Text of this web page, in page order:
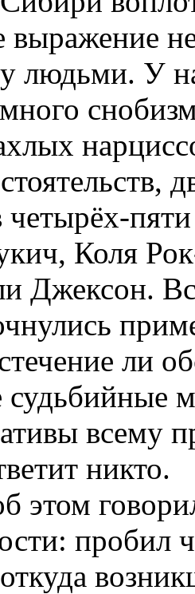
выражение
людьми. У
четырёх-
Коля
Джексон.
ли
судьбийные
всему
никто.
этом
пробил